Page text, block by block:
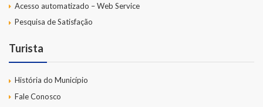
Acesso automatizado – Web Service
Pesquisa de Satisfação
Turista
História do Município
Fale Conosco